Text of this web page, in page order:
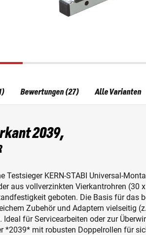
2039,
Testsieger KERN-STABI Universal-
aus vollverzinkten Vierkantrohren (30
geboten. Die Basis für das
Zubehör und Adaptern vielseitig
Ideal für Servicearbeiten oder zur
*2039* mit robusten Doppelrollen für
Bewertungen (27) Alle Varianten